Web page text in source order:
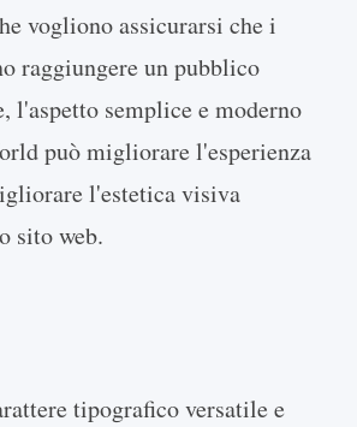
vogliono assicurarsi che i
raggiungere un pubblico
l'aspetto semplice e moderno
può migliorare l'esperienza
l'estetica visiva
sito web.
tipografico versatile e